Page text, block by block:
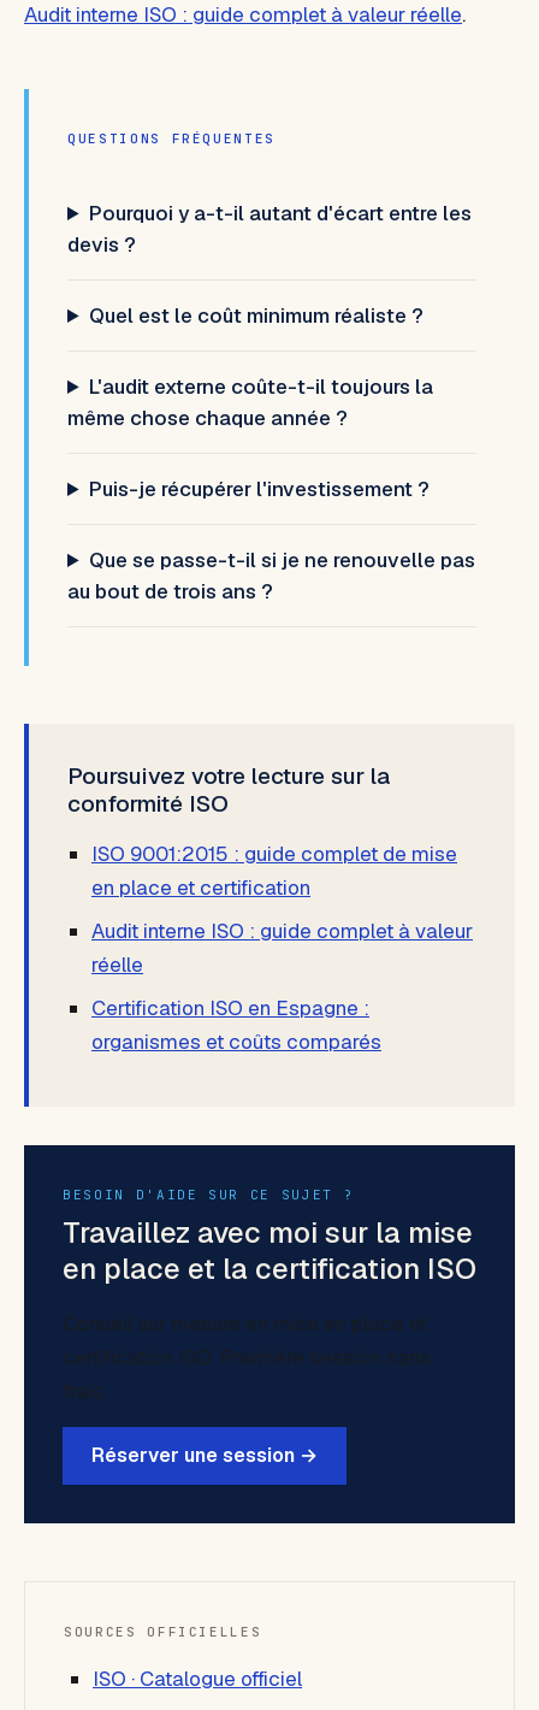
Audit interne ISO : guide complet à valeur réelle.
QUESTIONS FRÉQUENTES
Pourquoi y a-t-il autant d'écart entre les
devis ?
Quel est le coût minimum réaliste ?
L'audit externe coûte-t-il toujours la
même chose chaque année ?
Puis-je récupérer l'investissement ?
Que se passe-t-il si je ne renouvelle pas
au bout de trois ans ?
Poursuivez votre lecture sur la
conformité ISO
ISO 9001:2015 : guide complet de mise
en place et certification
Audit interne ISO : guide complet à valeur
réelle
Certification ISO en Espagne :
organismes et coûts comparés
BESOIN D'AIDE SUR CE SUJET ?
Travaillez avec moi sur la mise
en place et la certification ISO
Conseil sur mesure en mise en place et
certification ISO. Première session sans
frais.
Réserver une session →
SOURCES OFFICIELLES
ISO · Catalogue officiel